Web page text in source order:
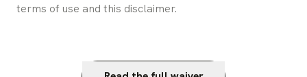
terms of use and this disclaimer.